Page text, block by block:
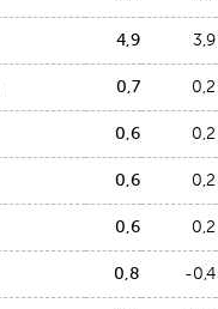
4,9 3,9
0,7 0,2
0,6 0,2
0,6 0,2
0,6 0,2
0,8 -0,4